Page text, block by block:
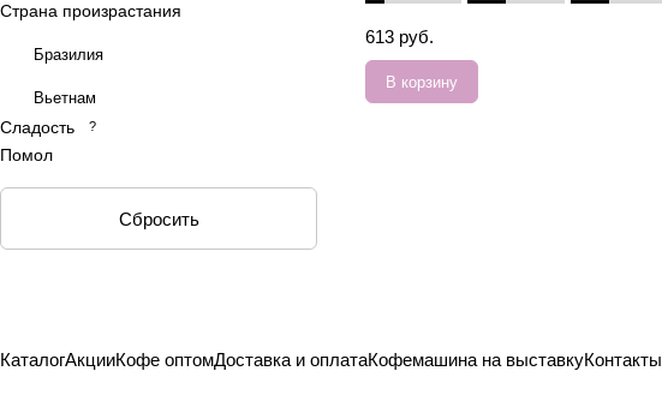
613 руб.
В корзину
Страна произрастания
Бразилия
Вьетнам
Сладость ?
Помол
Сбросить
КаталогАкцииКофе оптомДоставка и оплатаКофемашина на выставкуКонтакты